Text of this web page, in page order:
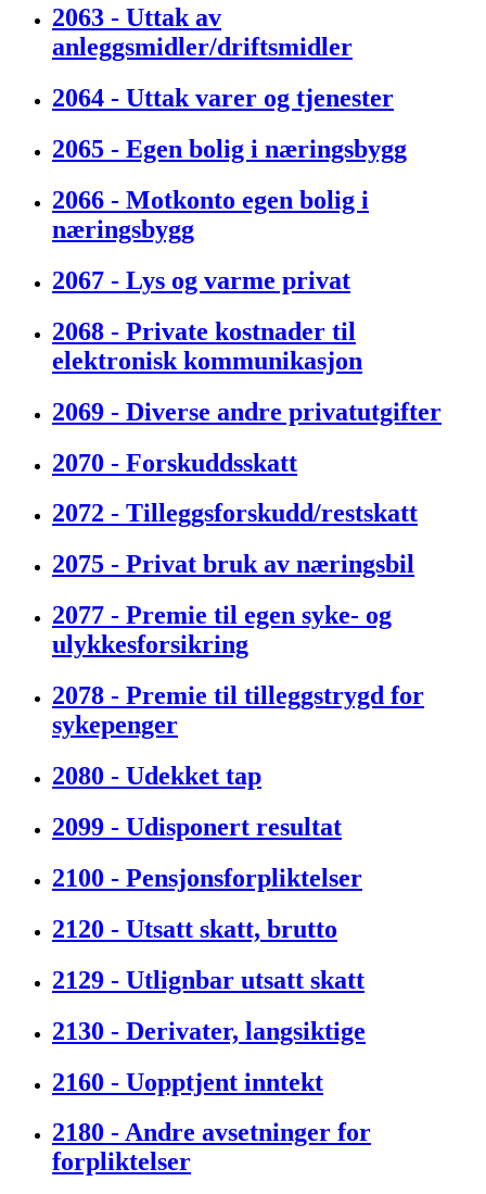
2063 - Uttak av
anleggsmidler/driftsmidler
2064 - Uttak varer og tjenester
2065 - Egen bolig i næringsbygg
2066 - Motkonto egen bolig i
næringsbygg
2067 - Lys og varme privat
2068 - Private kostnader til
elektronisk kommunikasjon
2069 - Diverse andre privatutgifter
2070 - Forskuddsskatt
2072 - Tilleggsforskudd/restskatt
2075 - Privat bruk av næringsbil
2077 - Premie til egen syke- og
ulykkesforsikring
2078 - Premie til tilleggstrygd for
sykepenger
2080 - Udekket tap
2099 - Udisponert resultat
2100 - Pensjonsforpliktelser
2120 - Utsatt skatt, brutto
2129 - Utlignbar utsatt skatt
2130 - Derivater, langsiktige
2160 - Uopptjent inntekt
2180 - Andre avsetninger for
forpliktelser